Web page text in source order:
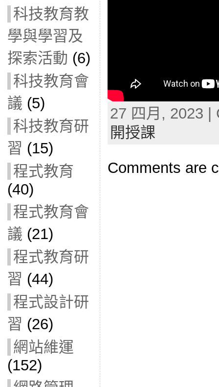
科技教育教
學與學習及
探索活動 (6)
科技教育會
議 (5)
科技教育研
習 (15)
程式教育
(40)
程式教育會
議 (21)
程式教育研
習 (44)
程式設計研
習 (26)
網站維運
(152)
27 四月, 2023
開授課
Comments are